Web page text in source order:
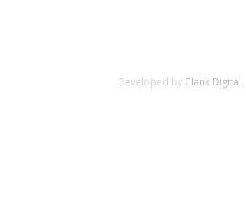
Developed by Clank Digital.